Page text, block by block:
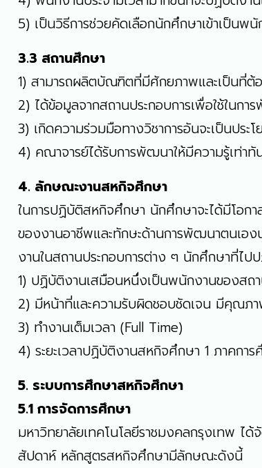
5) เป็นวิธีการช่วยคัดเลือกนักศึกษาเข้าเป็นพ
3.3 สถานศึกษา
1) สามารถผลิตบัณฑิตที่มีศักยภาพและเป็นที่ต้
2) ได้ข้อมูลจากสถานประกอบการเพื่อใช้ใน
3) เกิดความร่วมมือทางวิชาการอันจะเป็นปร
4) คณาจารย์ได้รับการพัฒนาให้มีความรู้เท่าทั
4. ลักษณะงานสหกิจศึกษา
ในการปฏิบัติสหกิจศึกษา นักศึกษาจะได้มีโอกา
ของงานอาชีพและทักษะด้านการพัฒนาตนเอง
งานในสถานประกอบการต่าง ๆ นักศึกษาที่ไ
1) ปฏิบัติงานเสมือนหนึ่งเป็นพนักงานของสถา
2) มีหน้าที่และความรับผิดชอบชัดเจน มีคุณภ
3) ทำงานเต็มเวลา (Full Time)
4) ระยะเวลาปฏิบัติงานสหกิจศึกษา 1 ภาคกา
5. ระบบการศึกษาสหกิจศึกษา
5.1 การจัดการศึกษา
มหาวิทยาลัยเทคโนโลยีราชมงคลกรุงเทพ ได้
สัปดาห์ หลักสูตรสหกิจศึกษามีลักษณะดังนี้